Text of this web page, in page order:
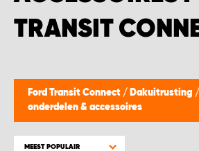
TRANSIT
Ford Transit Connect / Dakuitrusting /
onderdelen & accessoires
MEEST POPULAIR
WORK SYSTEM BEST
WORK SYSTEM EVERDINGEN
WORK SYSTEM GORREDIJK